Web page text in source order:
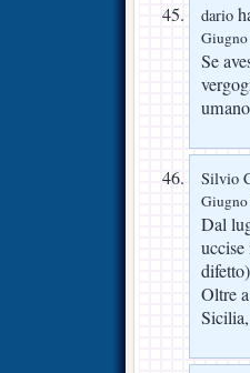
dario
Se
Silvio
Dal
Oltre